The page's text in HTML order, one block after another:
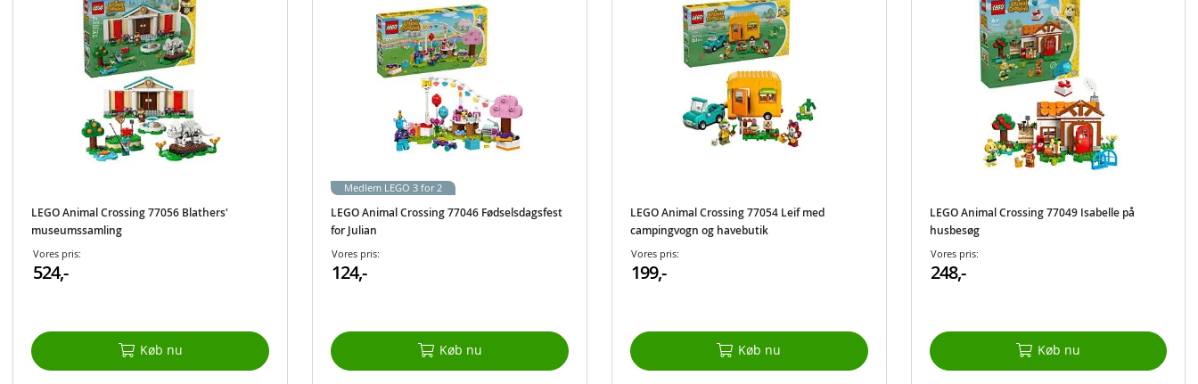
LEGO Animal Crossing 77056 Blathers'
museumssamling
Vores pris:
524,-
Køb nu
LEGO Animal Crossing 77046 Fødselsdagsfest
for Julian
Vores pris:
124,-
Køb nu
Medlem LEGO 3 for 2
LEGO Animal Crossing 77054 Leif med
campingvogn og havebutik
Vores pris:
199,-
Køb nu
LEGO Animal Crossing 77049 Isabelle på
husbesøg
Vores pris:
248,-
Køb nu